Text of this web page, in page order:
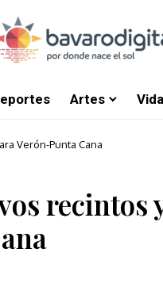
Artes
Verón-Punta Cana
recintos